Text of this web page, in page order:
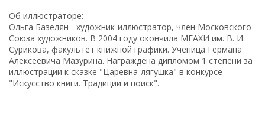
Об иллюстраторе:
Ольга Базелян - художник-иллюстратор, член Московского
Союза художников. В 2004 году окончила МГАХИ им. В. И.
Сурикова, факультет книжной графики. Ученица Германа
Алексеевича Мазурина. Награждена дипломом 1 степени за
иллюстрации к сказке "Царевна-лягушка" в конкурсе
"Искусство книги. Традиции и поиск".